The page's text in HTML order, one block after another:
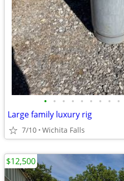
• • • • • • • • •
Large family luxury rig
7/10 Wichita Falls
$12,500